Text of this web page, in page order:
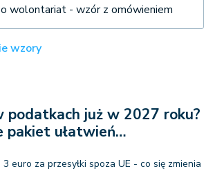
wolontariat - wzór z omówieniem
wzory
podatkach już w 2027 roku?
pakiet ułatwień…
3 euro za przesyłki spoza UE - co się zmienia